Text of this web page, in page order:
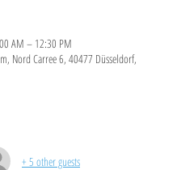
AM – 12:30 PM
Nord Carree 6, 40477 Düsseldorf,
+ 5 other guests